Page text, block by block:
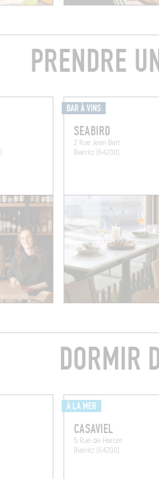
PRENDRE
BAR À VINS
SEABIRD
2 Rue Jean Bart
Biarritz (64200)
DORMIR
À LA MER
CASAVIEL
5 Rue de Harcet
Biarritz (64200)